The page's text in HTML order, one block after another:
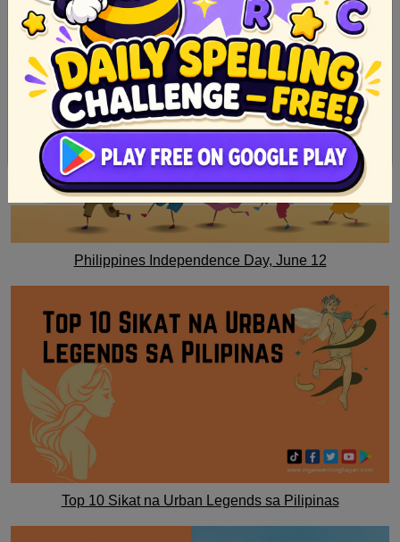
Philippines Independence Day, June 12
Top 10 Sikat na Urban Legends sa Pilipinas